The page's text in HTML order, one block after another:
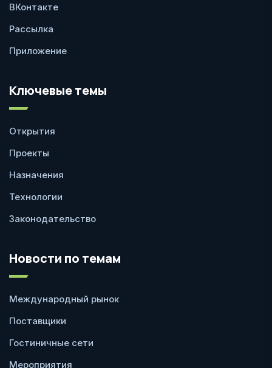
ВКонтакте
Рассылка
Приложение
Ключевые темы
Открытия
Проекты
Назначения
Технологии
Законодательство
Новости по темам
Международный рынок
Поставщики
Гостиничные сети
Мероприятия